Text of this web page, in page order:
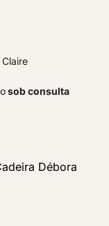
sob consulta